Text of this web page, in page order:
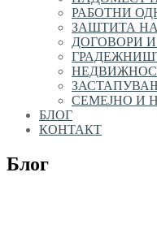
РАБОТНИ
ЗАШТИТА
ДОГОВОРИ
СЕМЕЈНО И
БЛОГ
КОНТАКТ
Блог